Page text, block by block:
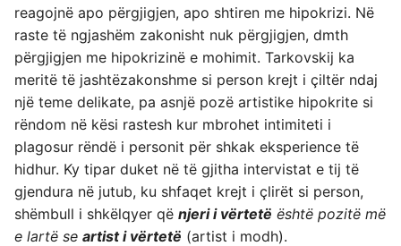
reagojnë apo përgjigjen, apo shtiren me hipokrizi. Në
raste të ngjashëm zakonisht nuk përgjigjen, dmth
përgjigjen me hipokrizinë e mohimit. Tarkovskij ka
meritë të jashtëzakonshme si person krejt i çiltër ndaj
një teme delikate, pa asnjë pozë artistike hipokrite si
rëndom në kësi rastesh kur mbrohet intimiteti i
plagosur rëndë i personit për shkak eksperience të
hidhur. Ky tipar duket në të gjitha intervistat e tij të
gjendura në jutub, ku shfaqet krejt i çlirët si person,
shëmbull i shkëlqyer që njeri i vërtetë është pozitë më
e lartë se artist i vërtetë (artist i modh).